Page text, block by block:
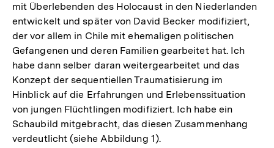
mit Überlebenden des Holocaust in den Niederlanden
entwickelt und später von David Becker modifiziert,
der vor allem in Chile mit ehemaligen politischen
Gefangenen und deren Familien gearbeitet hat. Ich
habe dann selber daran weitergearbeitet und das
Konzept der sequentiellen Traumatisierung im
Hinblick auf die Erfahrungen und Erlebenssituation
von jungen Flüchtlingen modifiziert. Ich habe ein
Schaubild mitgebracht, das diesen Zusammenhang
verdeutlicht (siehe Abbildung 1).